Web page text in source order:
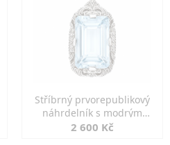
Stříbrný prvorepublikový
náhrdelník s modrým
spinelem
2 600 Kč